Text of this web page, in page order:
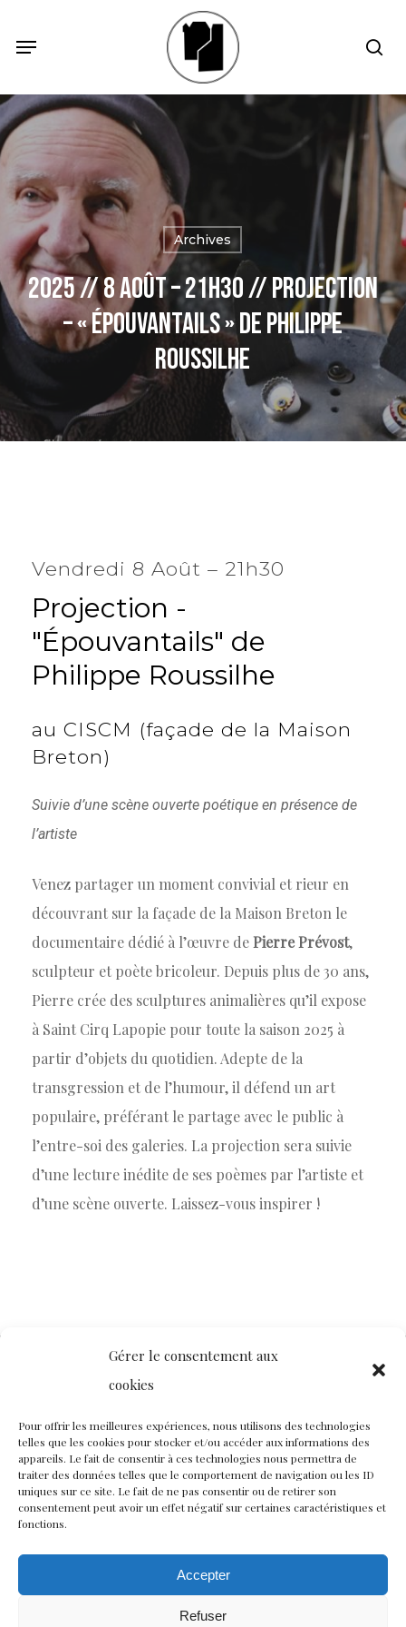
Gérer le consentement aux
cookies
Pour offrir les meilleures expériences, nous utilisons des technologies
telles que les cookies pour stocker et/ou accéder aux informations des
appareils. Le fait de consentir à ces technologies nous permettra de
traiter des données telles que le comportement de navigation ou les ID
uniques sur ce site. Le fait de ne pas consentir ou de retirer son
consentement peut avoir un effet négatif sur certaines caractéristiques et
fonctions.
Accepter
Refuser
content
Menu
Archives
2025 // 8 Août – 21h30 // Projection
– « Épouvantails » de Philippe
Roussilhe
Vendredi 8 Août – 21h30
Projection -
"Épouvantails" de
Philippe Roussilhe
au CISCM (façade de la Maison
Breton)
Suivie d’une scène ouverte poétique en présence de
l’artiste
Venez partager un moment convivial et rieur en
découvrant sur la façade de la Maison Breton le
documentaire dédié à l’œuvre dePierre Prévost,
sculpteur et poète bricoleur. Depuis plus de 30 ans,
Pierre crée des sculptures animalières qu’il expose
à Saint Cirq Lapopie pour toute la saison 2025 à
partir d’objets du quotidien. Adepte de la
transgression et de l’humour, il défend un art
populaire, préférant le partage avec le public à
l’entre-soi des galeries. La projection sera suivie
d’une lecture inédite de ses poèmes par l’artiste et
d’une scène ouverte. Laissez-vous inspirer !
Nous rejoindre
Politique de confidentialité
Restez connectés à nos champs magnétiques !
Menu